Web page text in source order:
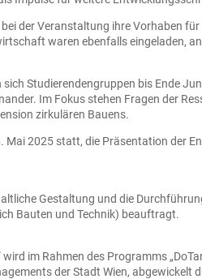
der Veranstaltung ihre Vorhaben
waren ebenfalls eingeladen,
Studierendengruppen bis Ende
Im Fokus stehen Fragen der
zirkulären Bauens.
2025 statt, die Präsentation der
Gestaltung und die
Bauten und Technik) beauftragt.
im Rahmen des Programms
der Stadt Wien, abgewickelt